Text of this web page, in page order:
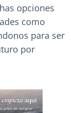
opciones
como
para ser
por